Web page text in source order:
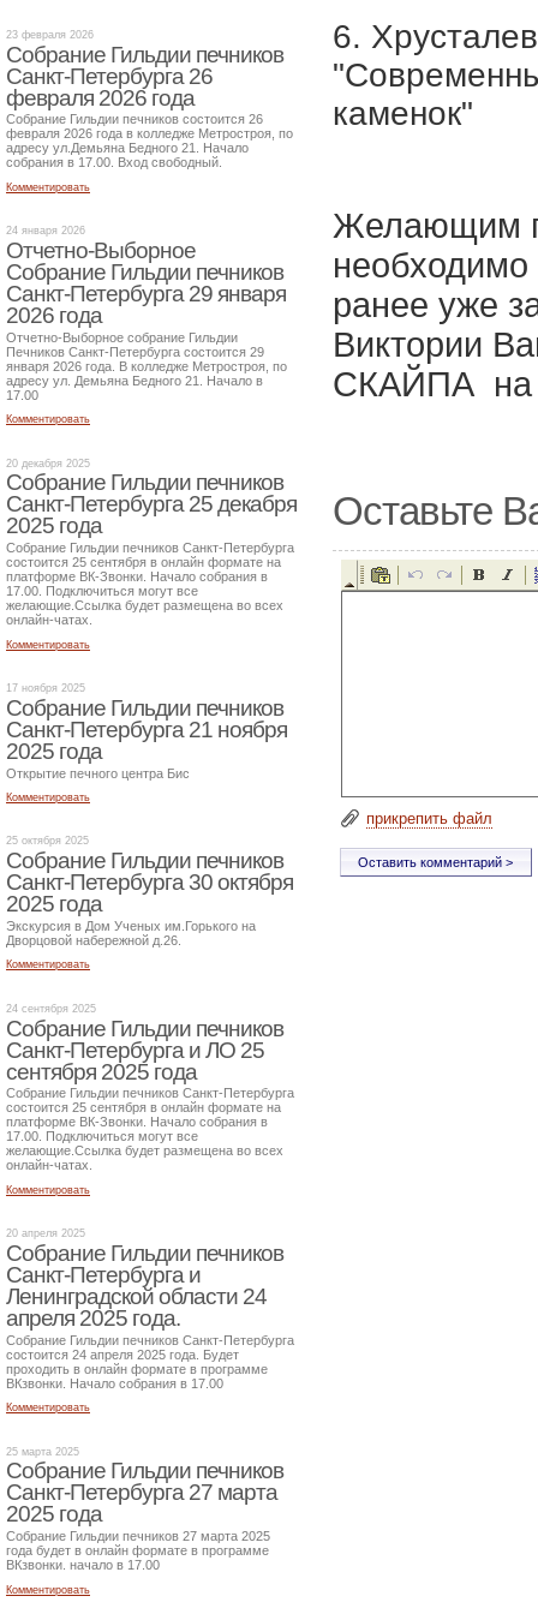
6.
каменок"
Желающим
необходимо
ранее уже
Виктории
СКАЙПА на
Оставьте
прикрепить файл
23 февраля 2026
Собрание Гильдии печников
Санкт-Петербурга 26
февраля 2026 года
Собрание Гильдии печников состоится 26
февраля 2026 года в колледже Метростроя, по
адресу ул.Демьяна Бедного 21. Начало
собрания в 17.00. Вход свободный.
Комментировать
24 января 2026
Отчетно-Выборное
Собрание Гильдии печников
Санкт-Петербурга 29 января
2026 года
Отчетно-Выборное собрание Гильдии
Печников Санкт-Петербурга состоится 29
января 2026 года. В колледже Метростроя, по
адресу ул. Демьяна Бедного 21. Начало в
17.00
Комментировать
20 декабря 2025
Собрание Гильдии печников
Санкт-Петербурга 25 декабря
2025 года
Собрание Гильдии печников Санкт-Петербурга
состоится 25 сентября в онлайн формате на
платформе ВК-Звонки. Начало собрания в
17.00. Подключиться могут все
желающие.Ссылка будет размещена во всех
онлайн-чатах.
Комментировать
17 ноября 2025
Собрание Гильдии печников
Санкт-Петербурга 21 ноября
2025 года
Открытие печного центра Бис
Комментировать
25 октября 2025
Собрание Гильдии печников
Санкт-Петербурга 30 октября
2025 года
Экскурсия в Дом Ученых им.Горького на
Дворцовой набережной д.26.
Комментировать
24 сентября 2025
Собрание Гильдии печников
Санкт-Петербурга и ЛО 25
сентября 2025 года
Собрание Гильдии печников Санкт-Петербурга
состоится 25 сентября в онлайн формате на
платформе ВК-Звонки. Начало собрания в
17.00. Подключиться могут все
желающие.Ссылка будет размещена во всех
онлайн-чатах.
Комментировать
20 апреля 2025
Собрание Гильдии печников
Санкт-Петербурга и
Ленинградской области 24
апреля 2025 года.
Собрание Гильдии печников Санкт-Петербурга
состоится 24 апреля 2025 года. Будет
проходить в онлайн формате в программе
ВКзвонки. Начало собрания в 17.00
Комментировать
25 марта 2025
Собрание Гильдии печников
Санкт-Петербурга 27 марта
2025 года
Собрание Гильдии печников 27 марта 2025
года будет в онлайн формате в программе
ВКзвонки. начало в 17.00
Комментировать